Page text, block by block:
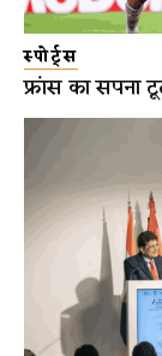
स्पोर्ट्स
फ्रांस का सपना